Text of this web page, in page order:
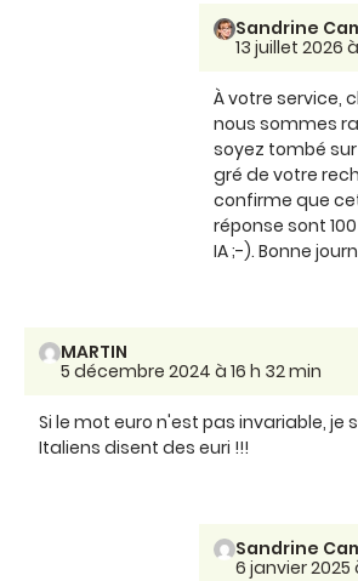
Sandrine
13 juillet 2026
À votre service,
nous sommes
soyez tombé
gré de votre
confirme que
réponse sont
IA ;-). Bonne
MARTIN
5 décembre 2024 à 16 h 32 min
Si le mot euro n'est pas invariable, je
Italiens disent des euri !!!
Sandrine
6 janvier 2025